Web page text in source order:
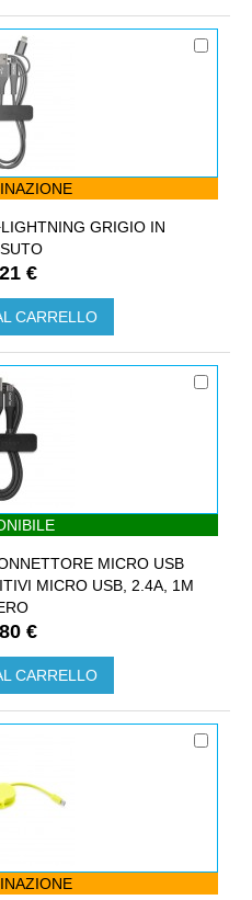
GRIGIO IN
€
CARRELLO
MICRO USB
MICRO USB, 2.4A, 1M
€
CARRELLO